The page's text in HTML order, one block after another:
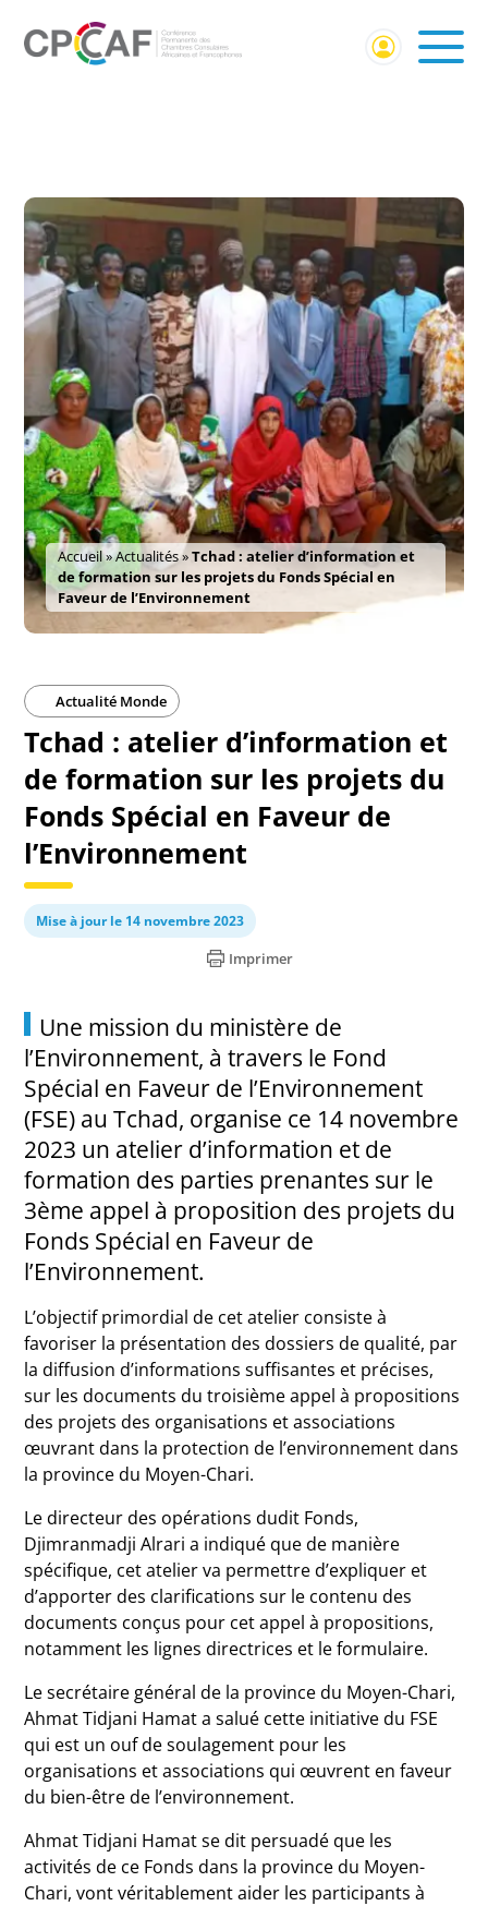
Accueil»Actualités»Tchad : atelier d’information et
de formation sur les projets du Fonds Spécial en
Faveur de l’Environnement
Actualité Monde
Tchad : atelier d’information et
de formation sur les projets du
Fonds Spécial en Faveur de
l’Environnement
Mise à jour le 14 novembre 2023
Imprimer
Une mission du ministère de
l’Environnement, à travers le Fond
Spécial en Faveur de l’Environnement
(FSE) au Tchad, organise ce 14 novembre
2023 un atelier d’information et de
formation des parties prenantes sur le
3ème appel à proposition des projets du
Fonds Spécial en Faveur de
l’Environnement.
L’objectif primordial de cet atelier consiste à
favoriser la présentation des dossiers de qualité, par
la diffusion d’informations suffisantes et précises,
sur les documents du troisième appel à propositions
des projets des organisations et associations
œuvrant dans la protection de l’environnement dans
la province du Moyen-Chari.
Le directeur des opérations dudit Fonds,
Djimranmadji Alrari a indiqué que de manière
spécifique, cet atelier va permettre d’expliquer et
d’apporter des clarifications sur le contenu des
documents conçus pour cet appel à propositions,
notamment les lignes directrices et le formulaire.
Le secrétaire général de la province du Moyen-Chari,
Ahmat Tidjani Hamat a salué cette initiative du FSE
qui est un ouf de soulagement pour les
organisations et associations qui œuvrent en faveur
du bien-être de l’environnement.
Ahmat Tidjani Hamat se dit persuadé que les
activités de ce Fonds dans la province du Moyen-
Chari, vont véritablement aider les participants à